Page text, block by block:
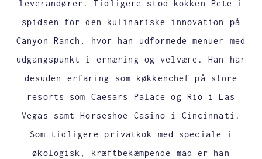
leverandører. Tidligere stod kokken Pete i
spidsen for den kulinariske innovation på
Canyon Ranch, hvor han udformede menuer med
udgangspunkt i ernæring og velvære. Han har
desuden erfaring som køkkenchef på store
resorts som Caesars Palace og Rio i Las
Vegas samt Horseshoe Casino i Cincinnati.
Som tidligere privatkok med speciale i
økologisk, kræftbekæmpende mad er han